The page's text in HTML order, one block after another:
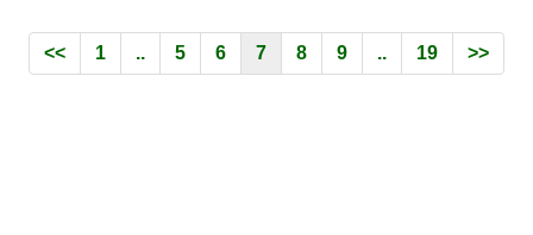
<< 1 .. 5 6 7 8 9 .. 19 >>